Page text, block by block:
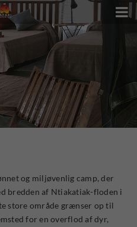

og miljøvenlig camp, der
bredden af Ntiakatiak-floden i
store område grænser op til
for en overflod af dyr,